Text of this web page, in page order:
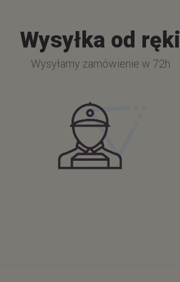
Wysyłka od ręki
Wysyłamy zamówienie w 72h